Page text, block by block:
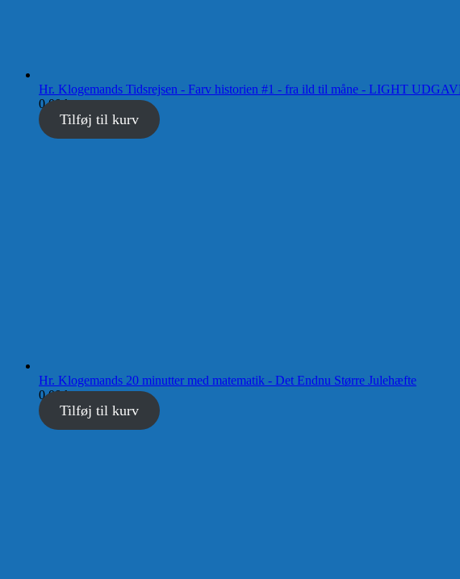
Hr. Klogemands Tidsrejsen - Farv historien #1 - fra ild til måne - LIGHT
0,00kr.
Tilføj til kurv
Hr. Klogemands 20 minutter med matematik - Det Endnu Større Julehæfte
0,00kr.
Tilføj til kurv